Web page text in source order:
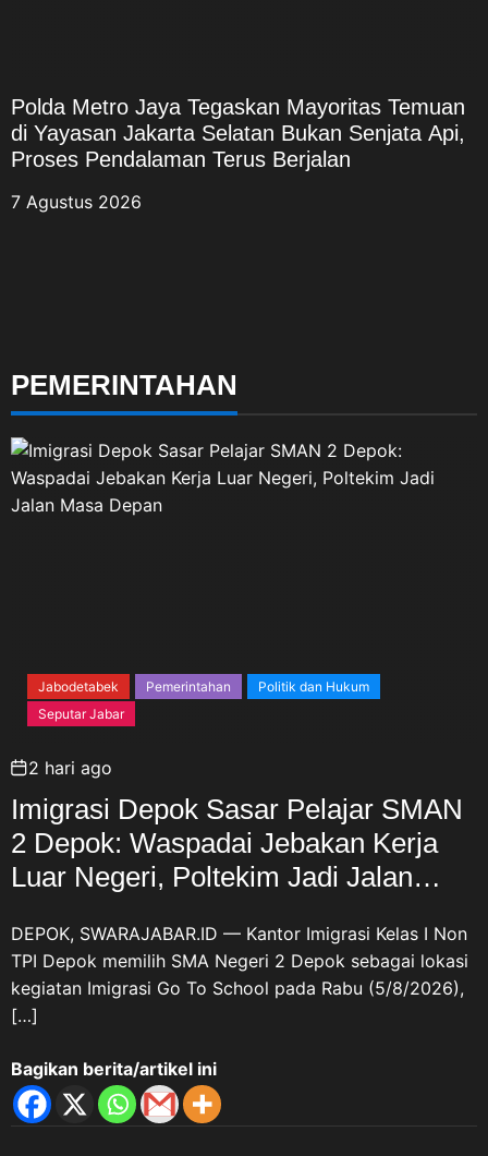
Polda Metro Jaya Tegaskan Mayoritas Temuan
di Yayasan Jakarta Selatan Bukan Senjata Api,
Proses Pendalaman Terus Berjalan
7 Agustus 2026
PEMERINTAHAN
Jabodetabek Pemerintahan
Politik dan Hukum
Seputar Jabar
2 hari ago
Imigrasi Depok Sasar Pelajar SMAN
2 Depok: Waspadai Jebakan Kerja
Luar Negeri, Poltekim Jadi Jalan
DEPOK, SWARAJABAR.ID — Kantor Imigrasi Kelas I Non
TPI Depok memilih SMA Negeri 2 Depok sebagai lokasi
kegiatan Imigrasi Go To School pada Rabu (5/8/2026),
[…]
Bagikan berita/artikel ini